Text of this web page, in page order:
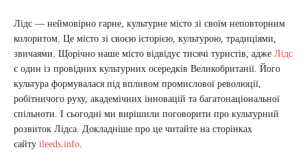
Лідс — неймовірно гарне, культурне місто зі своїм неповторним
колоритом. Це місто зі своєю історією, культурою, традиціями,
звичаями. Щорічно наше місто відвідує тисячі туристів, адже Лідс
є один із провідних культурних осередків Великобританії. Його
культура формувалася під впливом промислової революції,
робітничого руху, академічних інновацій та багатонаціональної
спільноти. І сьогодні ми вирішили поговорити про культурний
розвиток Лідса. Докладніше про це читайте на сторінках
сайту ileeds.info